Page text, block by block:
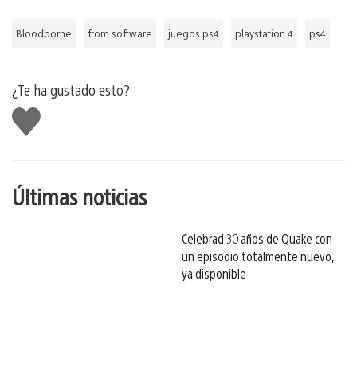
Bloodborne from software juegos ps4 playstation 4 ps4
¿Te ha gustado esto?
Me
gusta
Últimas noticias
Celebrad 30 años de Quake con
un episodio totalmente nuevo,
ya disponible